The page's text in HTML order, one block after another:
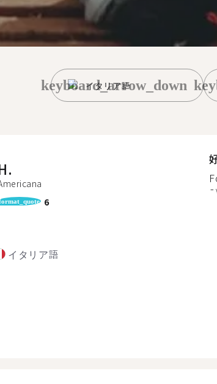
イタリア語
keyboard_arrow_down
6
イタリア語